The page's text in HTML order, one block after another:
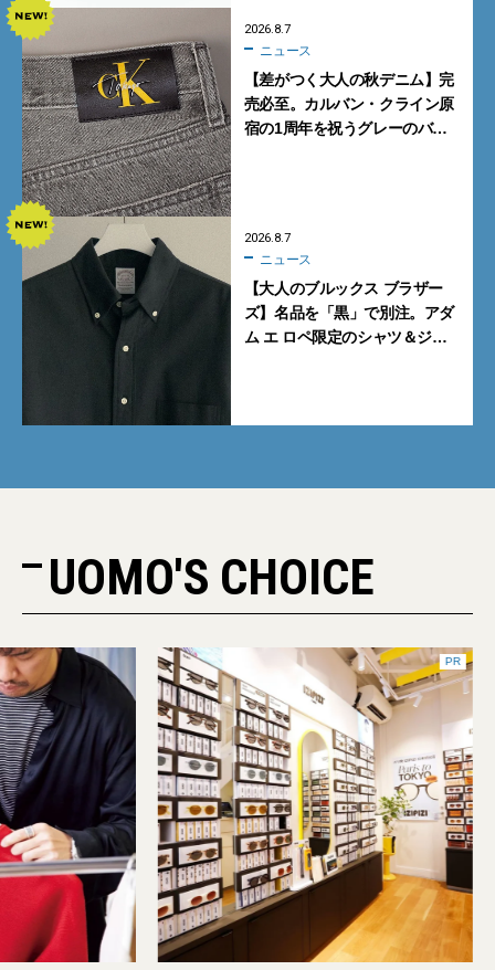
2026.8.7
ニュース
【差がつく大人の秋デニム】完
売必至。カルバン・クライン原
宿の1周年を祝うグレーのバ
2026.8.7
ニュース
【大人のブルックス ブラザー
ズ】名品を「黒」で別注。アダ
ム エ ロペ限定のシャツ＆ジャ
UOMO'S CHOICE
PR